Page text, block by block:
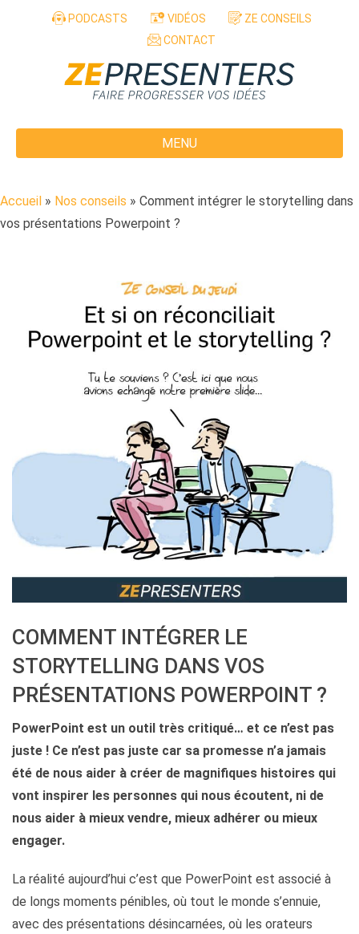
Aller au contenu
PODCASTS VIDÉOS
ZE CONSEILS
CONTACT
MENU
Accueil » Nos conseils » Comment intégrer le storytelling dans
vos présentations Powerpoint ?
COMMENT INTÉGRER LE
STORYTELLING DANS VOS
PRÉSENTATIONS POWERPOINT ?
PowerPoint est un outil très critiqué… et ce n’est pas
juste ! Ce n’est pas juste car sa promesse n’a jamais
été de nous aider à créer de magnifiques histoires qui
vont inspirer les personnes qui nous écoutent, ni de
nous aider à mieux vendre, mieux adhérer ou mieux
engager.
La réalité aujourd’hui c’est que PowerPoint est associé à
de longs moments pénibles, où tout le monde s’ennuie,
avec des présentations désincarnées, où les orateurs